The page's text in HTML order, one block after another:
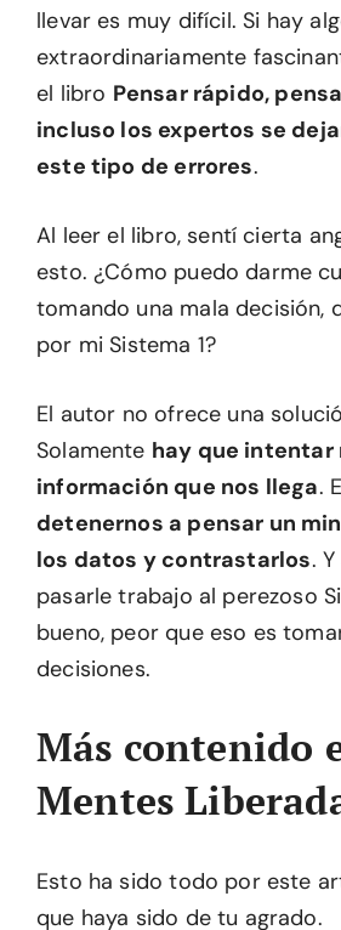
llevar es muy difícil. Si hay
extraordinariamente
el libro Pensar rápido,
incluso los expertos se
este tipo de errores.
Al leer el libro, sentí cierta
esto. ¿Cómo puedo darme
tomando una mala decisión,
por mi Sistema 1?
El autor no ofrece una
Solamente hay que intentar
información que nos llega.
detenernos a pensar un
los datos y contrastarlos.
pasarle trabajo al perezoso
bueno, peor que eso es
decisiones.
Más contenido
Mentes
Esto ha sido todo por este
que haya sido de tu agrado.